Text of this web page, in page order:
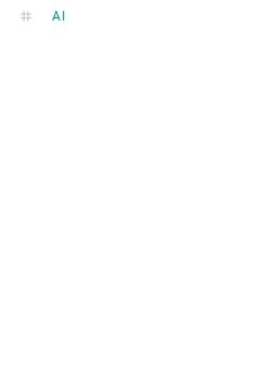
AI